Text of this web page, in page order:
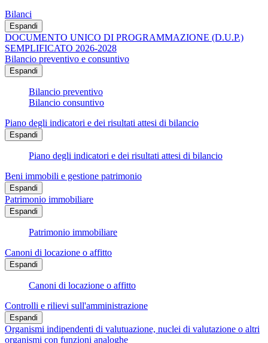
Bilanci
Espandi
DOCUMENTO UNICO DI PROGRAMMAZIONE (D.U.P.)
SEMPLIFICATO 2026-2028
Bilancio preventivo e consuntivo
Espandi
Bilancio preventivo
Bilancio consuntivo
Piano degli indicatori e dei risultati attesi di bilancio
Espandi
Piano degli indicatori e dei risultati attesi di bilancio
Beni immobili e gestione patrimonio
Espandi
Patrimonio immobiliare
Espandi
Patrimonio immobiliare
Canoni di locazione o affitto
Espandi
Canoni di locazione o affitto
Controlli e rilievi sull'amministrazione
Espandi
Organismi indipendenti di valutuazione, nuclei di valutazione o altri
organismi con funzioni analoghe